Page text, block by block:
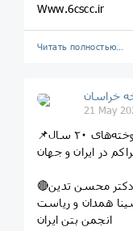
Www.6cscc.ir
Читать полностью…
خراسان
21 May
📌سخنرانی کلیدی با محوریت درس آموخته‌های ۲۰ سال
در ایران و جهان
دکتر محسن تدین
همدان و ریاست
انجمن بتن ایران